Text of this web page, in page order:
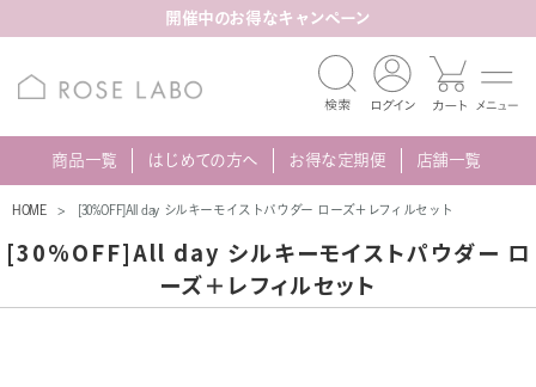
開催中のお得なキャンペーン
商品一覧 はじめての方へ お得な定期便 店舗一覧
HOME [30%OFF]All day シルキーモイストパウダー ローズ＋レフィルセット
[30%OFF]All day シルキーモイストパウダー ロ
ーズ＋レフィルセット